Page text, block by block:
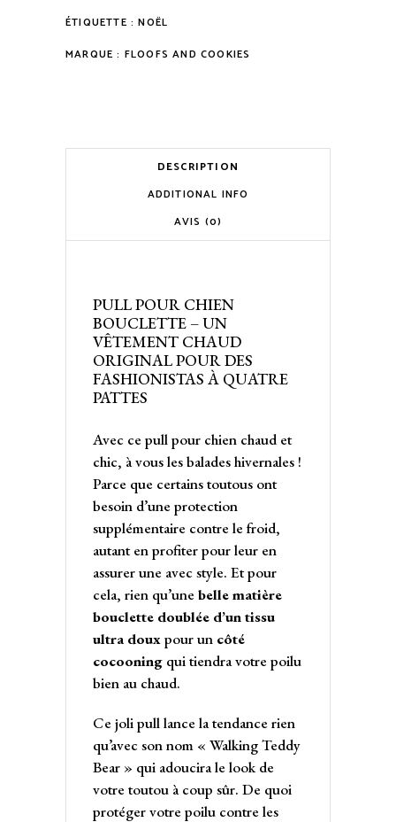
ÉTIQUETTE :NOËL
MARQUE : FLOOFS AND COOKIES
DESCRIPTION
ADDITIONAL INFO
AVIS (0)
PULL POUR CHIEN
BOUCLETTE – UN
VÊTEMENT CHAUD
ORIGINAL POUR DES
FASHIONISTAS À QUATRE
PATTES
Avec ce pull pour chien chaud et
chic, à vous les balades hivernales !
Parce que certains toutous ont
besoin d’une protection
supplémentaire contre le froid,
autant en profiter pour leur en
assurer une avec style. Et pour
cela, rien qu’unebelle matière
bouclette doublée d’un tissu
ultra douxpour un côté
cocooning qui tiendra votre poilu
bien au chaud.
Ce joli pull lance la tendance rien
qu’avec son nom « Walking Teddy
Bear » qui adoucira le look de
votre toutou à coup sûr. De quoi
protéger votre poilu contre les